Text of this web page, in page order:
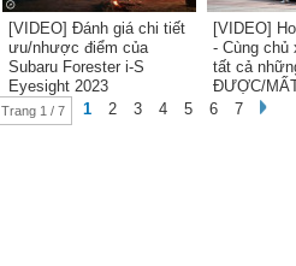
[VIDEO] Đánh giá chi tiết
ưu/nhược điểm của
Subaru Forester i-S
Eyesight 2023
[VIDEO]
- Cùng chủ
tất cả
ĐƯỢC/
Trang 1 / 7 1 2 3 4 5 6 7